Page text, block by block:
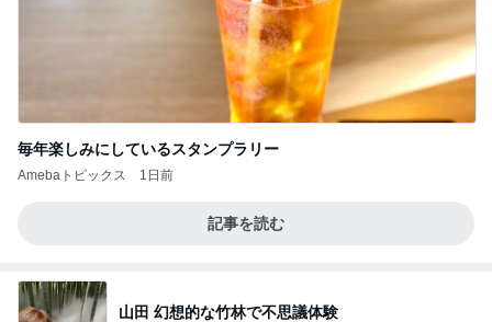
毎年楽しみにしているスタンプラリー
Amebaトピックス 1日前
記事を読む
山田 幻想的な竹林で不思議体験